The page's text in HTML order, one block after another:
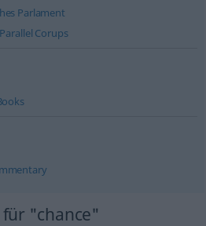
Parlament
Corups
"chance"